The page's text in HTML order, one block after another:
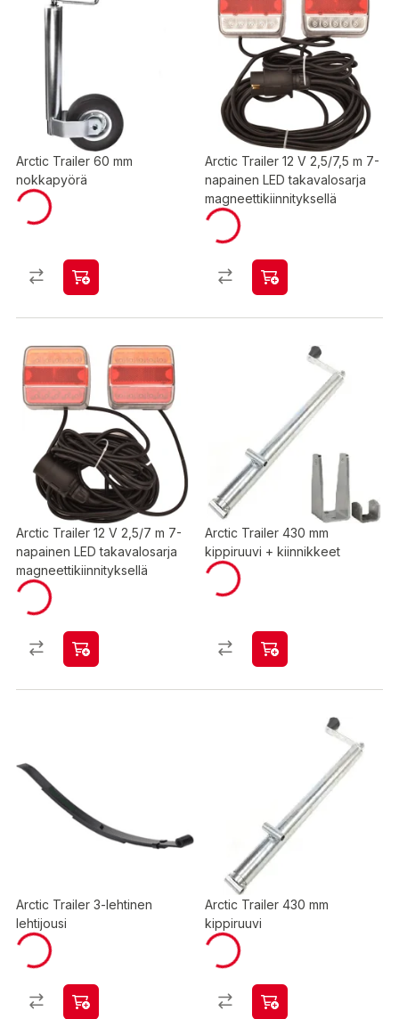
Arctic Trailer 60 mm
nokkapyörä
Arctic Trailer 12 V 2,5/7,5 m 7-
napainen LED takavalosarja
magneettikiinnityksellä
Arctic Trailer 12 V 2,5/7 m 7-
napainen LED takavalosarja
magneettikiinnityksellä
Arctic Trailer 430 mm
kippiruuvi + kiinnikkeet
Arctic Trailer 3-lehtinen
lehtijousi
Arctic Trailer 430 mm
kippiruuvi